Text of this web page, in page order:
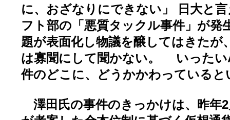
に、おざなりにできない」 日大と
フト部の「悪質タックル事件」が発
題が表面化し物議を醸してはきたが
は寡聞にして聞かない。 いったい
件のどこに、どうかかわっている
澤田氏の事件のきっかけは、昨年